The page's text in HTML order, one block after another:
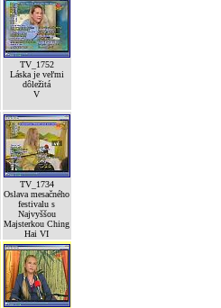
TV_1752
Láska je veľmi
dôležitá
V
TV_1734
Oslava mesačného
festivalu s
Najvyššou
Majsterkou Ching
Hai VI